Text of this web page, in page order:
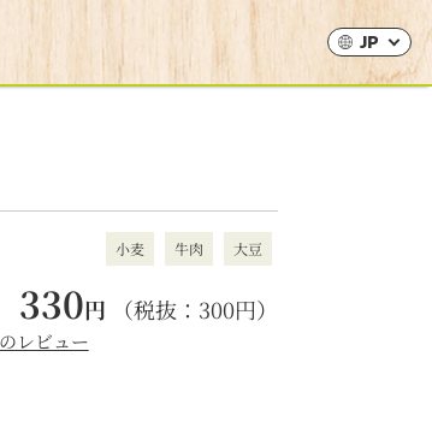
JP
小麦 牛肉 大豆
330円 （税抜： 300円）
レビュー